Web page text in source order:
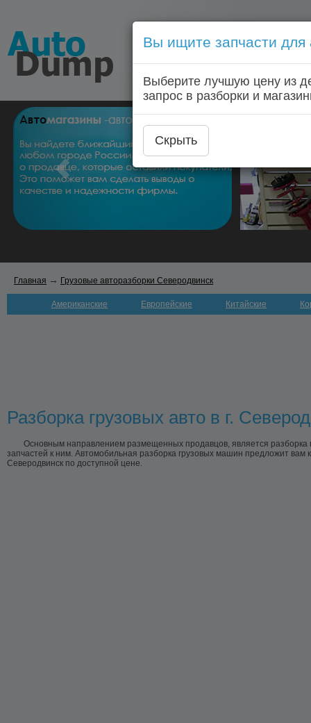
Голосовой запрос
Главная
Главная → Грузовые авторазборки Северодвинск
Американские Европейские Китайские
Разборка грузовых авто в г.
Основным направлением размещенных продавцов, является разборка
запчастей к ним. Автомобильная разборка грузовых машин предложит вам
Северодвинск по доступной цене.
Вы ищите запчасти для
Выберите лучшую цену из
запрос в разборки и
Скрыть